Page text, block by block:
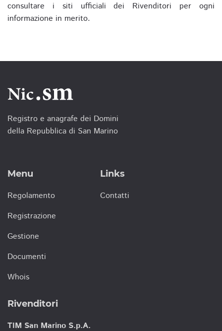
consultare i siti ufficiali dei Rivenditori per ogni
informazione in merito.
Registro e anagrafe dei Domini
della Repubblica di San Marino
Menu
Regolamento
Registrazione
Gestione
Documenti
Whois
Links
Contatti
Rivenditori
TIM San Marino S.p.A.